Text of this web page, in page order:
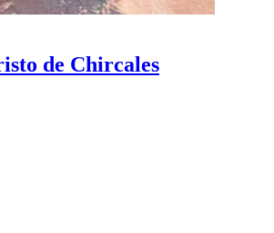
de Chircales